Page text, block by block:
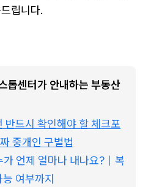
립니다.
톱센터가 안내하는 부동산
반드시 확인해야 할 체크포
중개인 구별법
언제 얼마나 내나요?｜복
여부까지